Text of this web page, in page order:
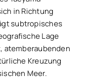
in Richtung
subtropisches
Lage
atemberaubenden
Kreuzung
Meer.